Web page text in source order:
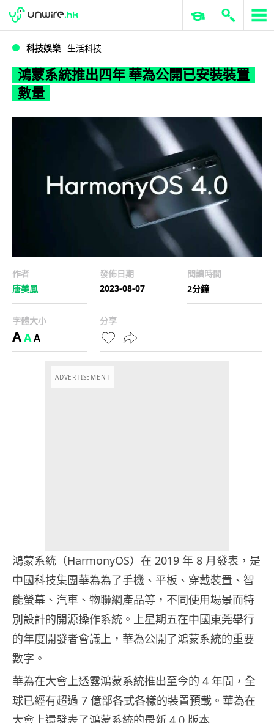
鴻蒙系統推出四年 華為公開已安裝裝置數量
WWDC 2026 ERP 與商業 AI
科技娛樂 生活科技
鴻蒙系統推出四年 華為公開已安裝裝置
數量
作者
唐美鳳
發佈日期
2023-08-07
閱讀時間
2分鐘
字體大小
AAA
分享
ADVERTISEMENT
鴻蒙系統（HarmonyOS）在 2019 年 8 月發表，是
中國科技集團華為為了手機、平板、穿戴裝置、智
能螢幕、汽車、物聯網產品等，不同使用場景而特
別設計的開源操作系統。上星期五在中國東莞舉行
的年度開發者會議上，華為公開了鴻蒙系統的重要
數字。
華為在大會上透露鴻蒙系統推出至今的 4 年間，全
球已經有超過 7 億部各式各樣的裝置預載。華為在